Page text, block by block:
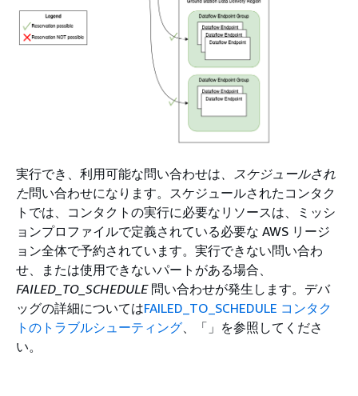
実行でき、利用可能な問い合わせは、スケジュールされ
た問い合わせになります。スケジュールされたコンタク
トでは、コンタクトの実行に必要なリソースは、ミッシ
ョンプロファイルで定義されている必要な AWS リージ
ョン全体で予約されています。実行できない問い合わ
せ、または使用できないパートがある場合、
FAILED_TO_SCHEDULE問い合わせが発生します。デバ
ッグの詳細についてはFAILED_TO_SCHEDULE コンタク
トのトラブルシューティング 、「」を参照してくださ
い。